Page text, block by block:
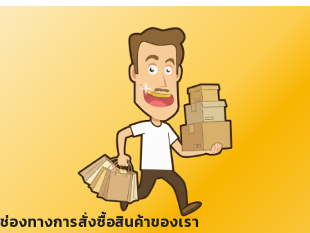
ช่องทางการสั่งซื้อสินค้าของเรา